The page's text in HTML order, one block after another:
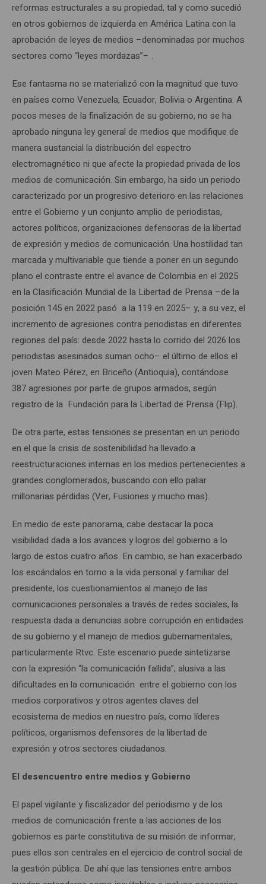
reformas estructurales a su propiedad, tal y como sucedió
en otros gobiernos de izquierda en América Latina con la
aprobación de leyes de medios –denominadas por muchos
sectores como “leyes mordazas”– .
Ese fantasma no se materializó con la magnitud que tuvo
en países como Venezuela, Ecuador, Bolivia o Argentina. A
pocos meses de la finalización de su gobierno, no se ha
aprobado ninguna ley general de medios que modifique de
manera sustancial la distribución del espectro
electromagnético ni que afecte la propiedad privada de los
medios de comunicación. Sin embargo, ha sido un periodo
caracterizado por un progresivo deterioro en las relaciones
entre el Gobierno y un conjunto amplio de periodistas,
actores políticos, organizaciones defensoras de la libertad
de expresión y medios de comunicación. Una hostilidad tan
marcada y multivariable que tiende a poner en un segundo
plano el contraste entre el avance de Colombia en el 2025
en la Clasificación Mundial de la Libertad de Prensa –de la
posición 145 en 2022 pasó a la 119 en 2025– y, a su vez, el
incremento de agresiones contra periodistas en diferentes
regiones del país: desde 2022 hasta lo corrido del 2026 los
periodistas asesinados suman ocho– el último de ellos el
joven Mateo Pérez, en Briceño (Antioquia), contándose
387 agresiones por parte de grupos armados, según
registro de la Fundación para la Libertad de Prensa (Flip).
De otra parte, estas tensiones se presentan en un periodo
en el que la crisis de sostenibilidad ha llevado a
reestructuraciones internas en los medios pertenecientes a
grandes conglomerados, buscando con ello paliar
millonarias pérdidas (Ver, Fusiones y mucho mas).
En medio de este panorama, cabe destacar la poca
visibilidad dada a los avances y logros del gobierno a lo
largo de estos cuatro años. En cambio, se han exacerbado
los escándalos en torno a la vida personal y familiar del
presidente, los cuestionamientos al manejo de las
comunicaciones personales a través de redes sociales, la
respuesta dada a denuncias sobre corrupción en entidades
de su gobierno y el manejo de medios gubernamentales,
particularmente Rtvc. Este escenario puede sintetizarse
con la expresión “la comunicación fallida”, alusiva a las
dificultades en la comunicación entre el gobierno con los
medios corporativos y otros agentes claves del
ecosistema de medios en nuestro país, como líderes
políticos, organismos defensores de la libertad de
expresión y otros sectores ciudadanos.
El desencuentro entre medios y Gobierno
El papel vigilante y fiscalizador del periodismo y de los
medios de comunicación frente a las acciones de los
gobiernos es parte constitutiva de su misión de informar,
pues ellos son centrales en el ejercicio de control social de
la gestión pública. De ahí que las tensiones entre ambos